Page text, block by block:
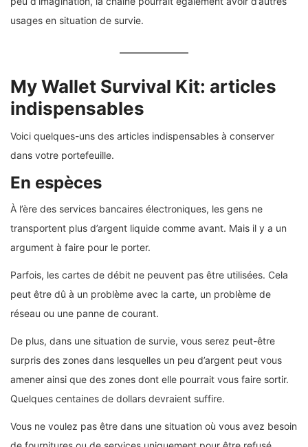
usages en situation de survie.
My Wallet Survival Kit: articles
indispensables
Voici quelques-uns des articles indispensables à conserver
dans votre portefeuille.
En espèces
À l’ère des services bancaires électroniques, les gens ne
transportent plus d’argent liquide comme avant. Mais il y a un
argument à faire pour le porter.
Parfois, les cartes de débit ne peuvent pas être utilisées. Cela
peut être dû à un problème avec la carte, un problème de
réseau ou une panne de courant.
De plus, dans une situation de survie, vous serez peut-être
surpris des zones dans lesquelles un peu d’argent peut vous
amener ainsi que des zones dont elle pourrait vous faire sortir.
Quelques centaines de dollars devraient suffire.
Vous ne voulez pas être dans une situation où vous avez besoin